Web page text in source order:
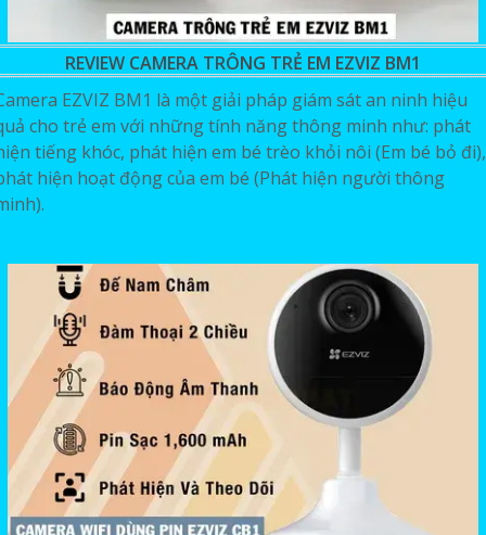
REVIEW CAMERA TRÔNG TRẺ EM EZVIZ BM1
EZVIZ BM1 là một giải pháp giám sát an ninh hiệu
cho trẻ em với những tính năng thông minh như: phát
tiếng khóc, phát hiện em bé trèo khỏi nôi (Em bé bỏ đi),
hiện hoạt động của em bé (Phát hiện người thông